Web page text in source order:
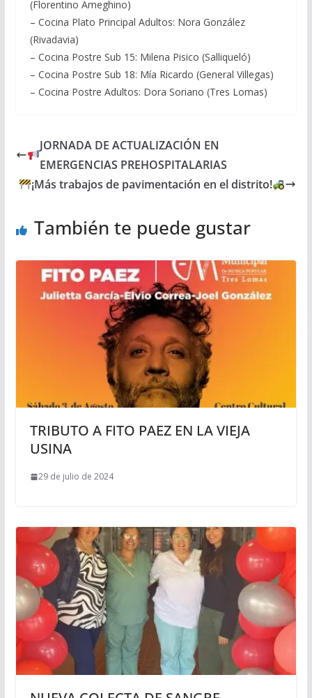
(Florentino Ameghino)
– Cocina Plato Principal Adultos: Nora González
(Rivadavia)
– Cocina Postre Sub 15: Milena Pisico (Salliqueló)
– Cocina Postre Sub 18: Mía Ricardo (General Villegas)
– Cocina Postre Adultos: Dora Soriano (Tres Lomas)
JORNADA DE ACTUALIZACIÓN EN
EMERGENCIAS PREHOSPITALARIAS
¡Más trabajos de pavimentación en el distrito!
También te puede gustar
TRIBUTO A FITO PAEZ EN LA VIEJA
USINA
29 de julio de 2024